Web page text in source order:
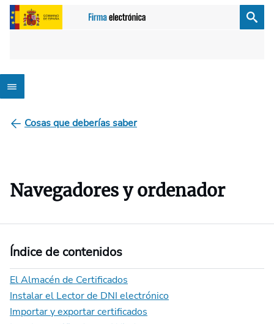
Cosas que deberías saber
Navegadores y ordenador
Índice de contenidos
El Almacén de Certificados
Instalar el Lector de DNI electrónico
Importar y exportar certificados